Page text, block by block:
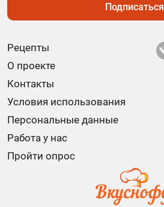
Рецепты
О проекте
Контакты
Условия использования
Персональные данные
Работа у нас
Пройти опрос
Подписаться